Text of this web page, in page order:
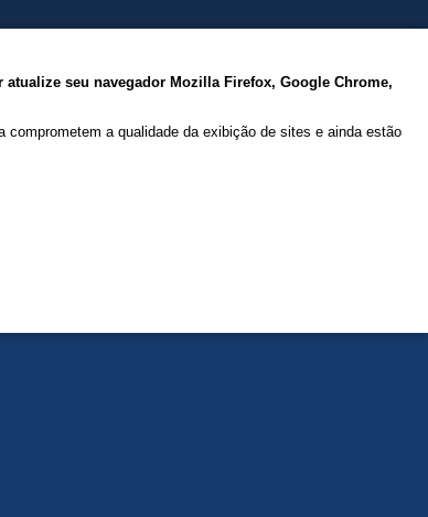
seu navegador Mozilla Firefox, Google Chrome,
a qualidade da exibição de sites e ainda estão